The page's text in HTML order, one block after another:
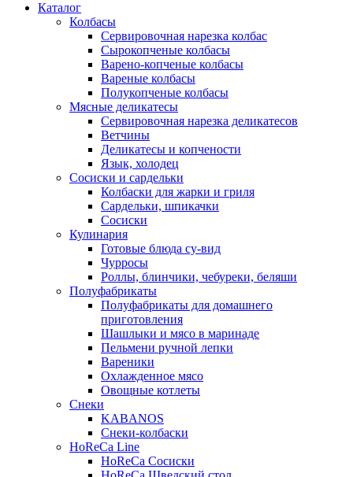
Каталог
Колбасы
Сервировочная нарезка колбас
Сырокопченые колбасы
Варено-копченые колбасы
Вареные колбасы
Полукопченые колбасы
Мясные деликатесы
Сервировочная нарезка деликатесов
Ветчины
Деликатесы и копчености
Язык, холодец
Сосиски и сардельки
Колбаски для жарки и гриля
Сардельки, шпикачки
Сосиски
Кулинария
Готовые блюда су-вид
Чурросы
Роллы, блинчики, чебуреки, беляши
Полуфабрикаты
Полуфабрикаты для домашнего
приготовления
Шашлыки и мясо в маринаде
Пельмени ручной лепки
Вареники
Охлажденное мясо
Овощные котлеты
Снеки
KABANOS
Снеки-колбаски
HoReCa Line
HoReCa Сосиски